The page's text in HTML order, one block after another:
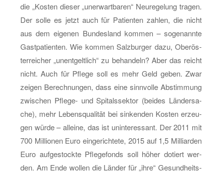
die „Kos­ten die­ser „un­er­wart­ba­ren“ Neu­re­ge­lung tra­gen.
Der solle es jetzt auch für Pa­ti­en­ten zah­len, die nicht
aus dem ei­ge­nen Bun­des­land kom­men – so­ge­nann­te
Gast­pa­ti­en­ten. Wie kom­men Salz­bur­ger dazu, Ober­ös­
ter­rei­cher „un­ent­gelt­lich“ zu be­han­deln? Aber das reicht
nicht. Auch für Pfle­ge soll es mehr Geld geben. Zwar
zei­gen Be­rech­nun­gen, dass eine sinn­vol­le Ab­stim­mung
zwi­schen Pfle­ge- und Spi­tals­sek­tor (bei­des Län­der­sa­
che), mehr Le­bens­qua­li­tät bei sin­ken­den Kos­ten er­zeu­
gen würde – al­lei­ne, das ist un­in­ter­es­sant. Der 2011 mit
700 Mil­lio­nen Euro ein­ge­rich­te­te, 2015 auf 1,5 Mil­li­ar­den
Euro auf­ge­stock­te Pfle­ge­fonds soll höher do­tiert wer­
den. Am Ende wol­len die Län­der für „ihre“ Ge­sund­heits­